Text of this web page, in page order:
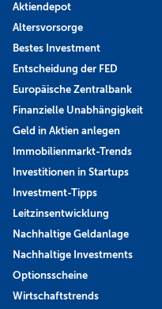
Aktiendepot
Altersvorsorge
Bestes Investment
Entscheidung der FED
Europäische Zentralbank
Finanzielle Unabhängigkeit
Geld in Aktien anlegen
Immobilienmarkt-Trends
Investitionen in Startups
Investment-Tipps
Leitzinsentwicklung
Nachhaltige Geldanlage
Nachhaltige Investments
Optionsscheine
Wirtschaftstrends